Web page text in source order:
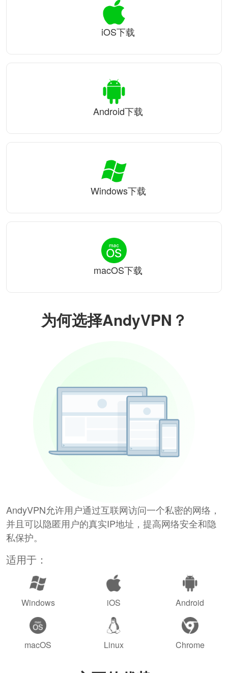
为何选择AndyVPN？
AndyVPN允许用户通过互联网访问一个私密的网络，
并且可以隐匿用户的真实IP地址，提高网络安全和隐
私保护。
适用于：
Windows iOS Android
macOS Linux Chrome
iOS下载
Android下载
Windows下载
macOS下载